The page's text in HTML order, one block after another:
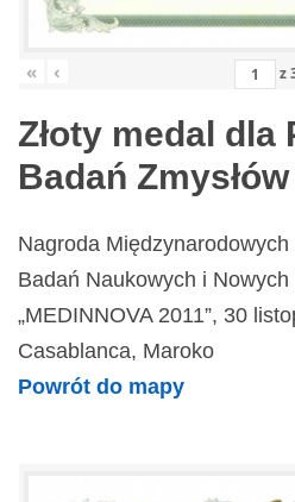
« ‹ z
Złoty medal dla
Badań Zmysłów
Nagroda
Badań Naukowych i Nowych
„MEDINNOVA 2011”, 30
Casablanca, Maroko
Powrót do mapy